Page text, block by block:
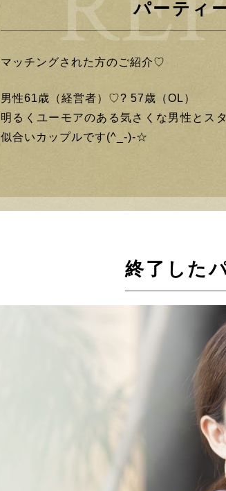
パーティ
マッチングされた方のご紹介♡
男性61歳（経営者）♡? 57歳（OL）
明るくユーモアのある気さくな男性とス
似合いカップルです(^_-)-☆
終了した